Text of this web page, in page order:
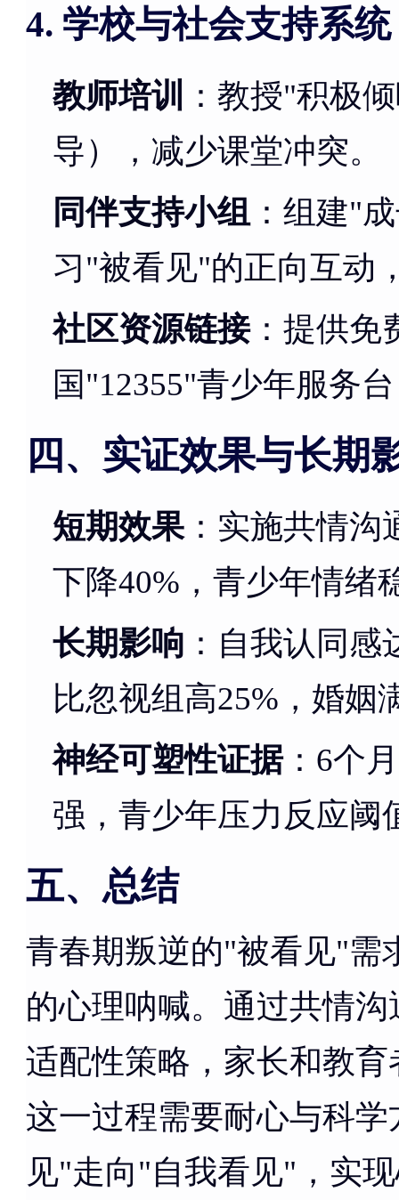
4. 学校与社会支持系统
教师培训
：教授"积极
导），减少课堂冲突。
同伴支持小组 ：组建"
习"被看见"的正向互动
社区资源链接：提供免
国"12355"青少年服务
四、实证效果与长期
短期效果：实施共情沟
下降40%，青少年情绪
长期影响 ：自我认同
比忽视组高25%，婚姻
神经可塑性证据：6个
强，青少年压力反应阈
五、总结
青春期叛逆的"被看见"需
的心理呐喊。通过共情
适配性策略，家长和教
这一过程需要耐心与科
见"走向"自我看见"，实